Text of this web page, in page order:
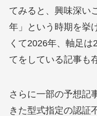
てみると、興味深い
年」という時期を挙
くて2026年、軸足
てをしている記事も
さらに一部の予想記
きた型式指定の認証